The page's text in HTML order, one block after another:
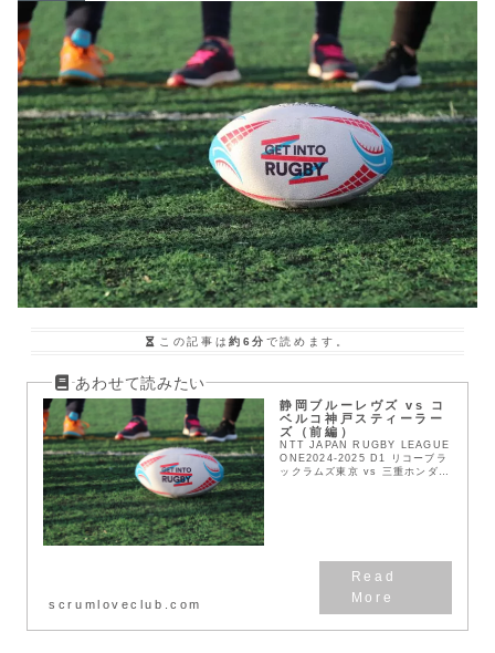
この記事は約6分 で読めます。
静岡ブルーレヴズ vs コ
ベルコ神戸スティーラー
ズ（前編）
NTT JAPAN RUGBY LEAGUE
ONE2024-2025 D1 リコーブラ
ックラムズ東京 vs 三重ホンダヒ
scrumloveclub.com